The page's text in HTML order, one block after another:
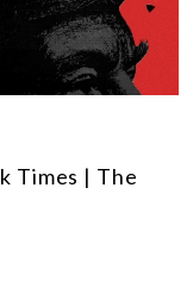
Times | The